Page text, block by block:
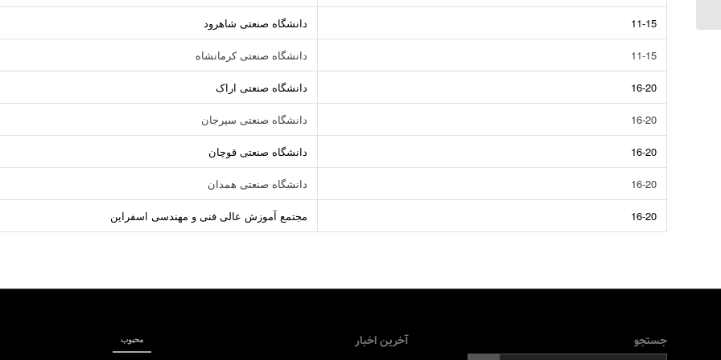
11-15 دانشگاه صنعتی شاهرود
11-15 دانشگاه صنعتی کرمانشاه
16-20 دانشگاه صنعتی اراک
16-20 دانشگاه صنعتی سیرجان
16-20 دانشگاه صنعتی قوچان
16-20 دانشگاه صنعتی همدان
16-20 مجتمع آموزش عالی فنی و مهندسی اسفراین
جستجو آخرین اخبار محبوب